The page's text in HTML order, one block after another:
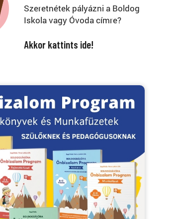
Szeretnétek pályázni a Boldog
Iskola vagy Óvoda címre?
Akkor kattints ide!